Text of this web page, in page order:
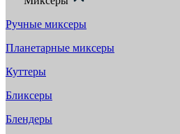
Ручные миксеры
Планетарные миксеры
Куттеры
Бликсеры
Блендеры